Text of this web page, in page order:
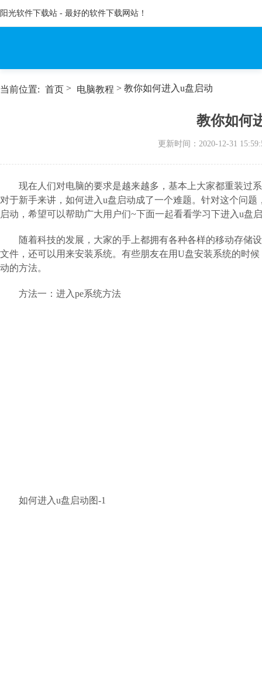
阳光软件下载站 - 最好的软件下载网站！
当前位置: 首页 > 电脑教程 > 教你如何进入u盘启动
教你如何
更新时间： 2020-12-31
现在人们对电脑的要求是越来越多，基本上大家都重装过
对于新手来讲，如何进入u盘启动成了一个难题。针对这个问
启动，希望可以帮助广大用户们~下面一起看看学习下进入u盘
随着科技的发展，大家的手上都拥有各种各样的移动存储
文件，还可以用来安装系统。有些朋友在用U盘安装系统的时
动的方法。
方法一：进入pe系统方法
如何进入u盘启动图-1